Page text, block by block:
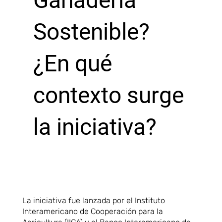
La iniciativa fue lanzada por el Instituto
Interamericano de Cooperación para la
Sostenible?
¿En qué
contexto surge
la iniciativa?